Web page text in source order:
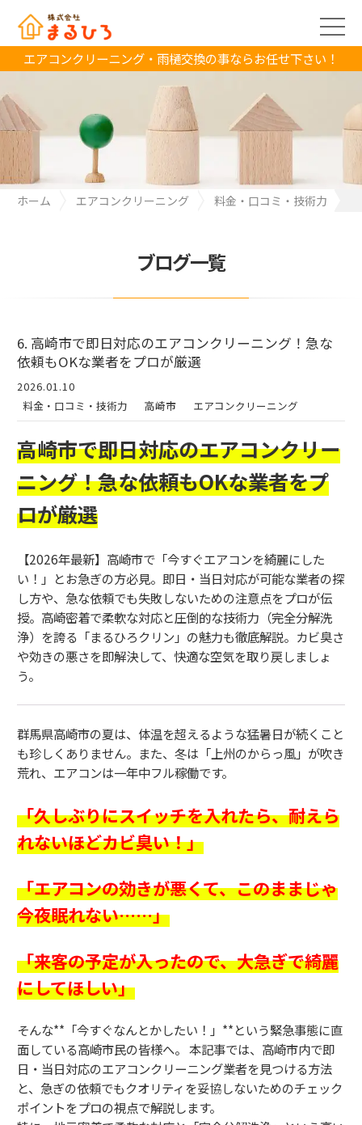
エアコンクリーニング・雨樋交換の事ならお任せ下さい！
ホーム エアコンクリーニング
料金・口コミ・技術力
ブログ一覧
6. 高崎市で即日対応のエアコンクリーニング！急な
依頼もOKな業者をプロが厳選
2026.01.10
料金・口コミ・技術力
高崎市 エアコンクリーニング
高崎市で即日対応のエアコンクリー
ニング！急な依頼もOKな業者をプ
ロが厳選
【2026年最新】高崎市で「今すぐエアコンを綺麗にした
い！」とお急ぎの方必見。即日・当日対応が可能な業者の探
し方や、急な依頼でも失敗しないための注意点をプロが伝
授。高崎密着で柔軟な対応と圧倒的な技術力（完全分解洗
浄）を誇る「まるひろクリン」の魅力も徹底解説。カビ臭さ
や効きの悪さを即解決して、快適な空気を取り戻しましょ
う。
群馬県高崎市の夏は、体温を超えるような猛暑日が続くこと
も珍しくありません。また、冬は「上州のからっ風」が吹き
荒れ、エアコンは一年中フル稼働です。
「久しぶりにスイッチを入れたら、耐えら
れないほどカビ臭い！」
「エアコンの効きが悪くて、このままじゃ
今夜眠れない……」
「来客の予定が入ったので、大急ぎで綺麗
にしてほしい」
そんな**「今すぐなんとかしたい！」**という緊急事態に直
面している高崎市民の皆様へ。 本記事では、高崎市内で即
日・当日対応のエアコンクリーニング業者を見つける方法
と、急ぎの依頼でもクオリティを妥協しないためのチェック
ポイントをプロの視点で解説します。